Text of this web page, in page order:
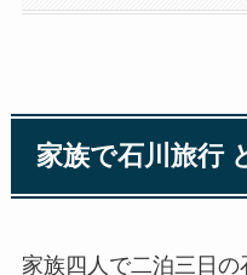
家族で石川旅行
家族四人で二泊三日